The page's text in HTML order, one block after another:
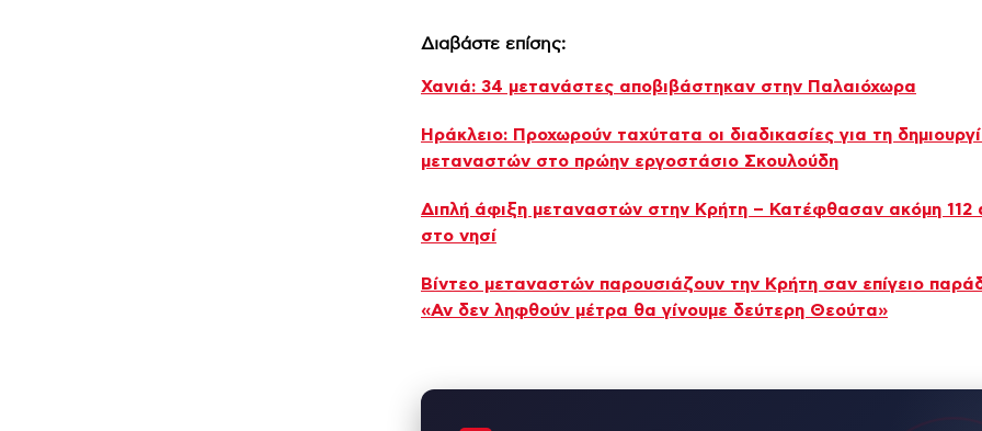
Διαβάστε επίσης:
Χανιά: 34 μετανάστες αποβιβάστηκαν στην Παλαιόχωρα
Ηράκλειο: Προχωρούν ταχύτατα οι διαδικασίες για τη
μεταναστών στο πρώην εργοστάσιο Σκουλούδη
Διπλή άφιξη μεταναστών στην Κρήτη – Κατέφθασαν ακόμη 112
στο νησί
Βίντεο μεταναστών παρουσιάζουν την Κρήτη σαν επίγειο
«Αν δεν ληφθούν μέτρα θα γίνουμε δεύτερη Θεούτα»